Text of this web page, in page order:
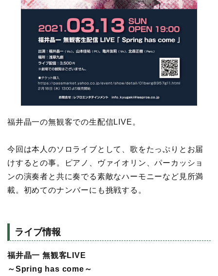
福井晶一の無観客での生配信LIVE。
今回は本人のソロライブとして、歌をたっぷりとお届
けするとの事。ピアノ、ヴァイオリン、パーカッショ
ンの演奏者と共に奏でる素敵なハーモニーなど見所満
載。初めてのナンバーにも挑戦する。
ライブ情報
福井晶一 無観客LIVE
～Spring has come～